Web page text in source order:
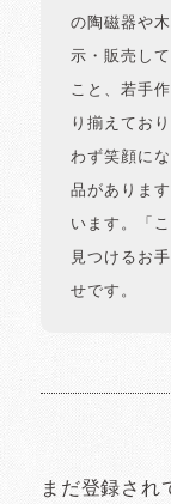
の陶磁器や
示・販売し
こと、若手
り揃えてお
わず笑顔に
品がありま
います。「
見つけるお
せです。
まだ登録され